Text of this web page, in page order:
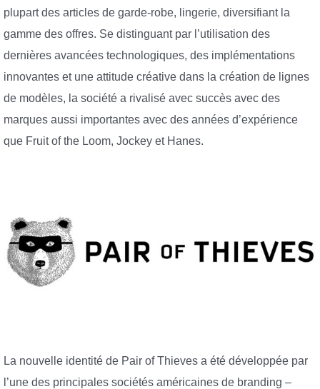
plupart des articles de garde-robe, lingerie, diversifiant la
gamme des offres. Se distinguant par l’utilisation des
dernières avancées technologiques, des implémentations
innovantes et une attitude créative dans la création de lignes
de modèles, la société a rivalisé avec succès avec des
marques aussi importantes avec des années d’expérience
que Fruit of the Loom, Jockey et Hanes.
La nouvelle identité de Pair of Thieves a été développée par
l’une des principales sociétés américaines de branding –